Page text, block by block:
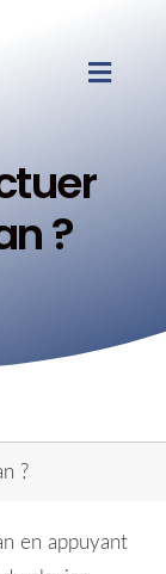
?
?
en appuyant